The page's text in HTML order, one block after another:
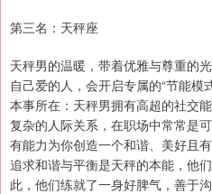
第三名：天秤座
天秤男的温暖，带着优雅与尊重的
自己爱的人，会开启专属的“节能模式
本事所在：天秤男拥有高超的社交
复杂的人际关系，在职场中常常是
有能力为你创造一个和谐、美好且
追求和谐与平衡是天秤的本能，他
此，他们练就了一身好脾气，善于